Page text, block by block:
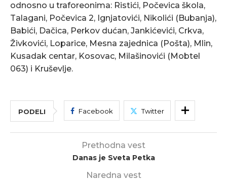
odnosno u traforeonima: Ristići, Počevica škola,
Talagani, Počevica 2, Ignjatovići, Nikolići (Bubanja),
Babići, Dačica, Perkov dućan, Jankićevići, Crkva,
Živkovići, Loparice, Mesna zajednica (Pošta), Mlin,
Kusadak centar, Kosovac, Milašinovići (Mobtel
063) i Kruševlje.
PODELI Facebook Twitter
Prethodna vest
Danas je Sveta Petka
Naredna vest